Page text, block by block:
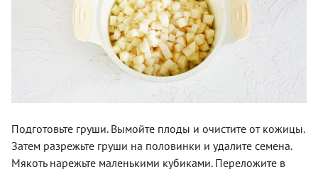
Подготовьте груши. Вымойте плоды и очистите от кожицы.
Затем разрежьте груши на половинки и удалите семена.
Мякоть нарежьте маленькими кубиками. Переложите в